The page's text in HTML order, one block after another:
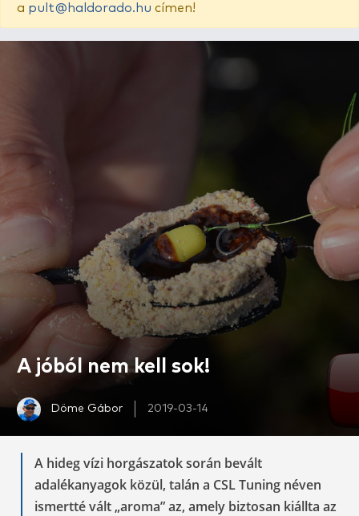
a pult@haldorado.hu címen!
A jóból nem kell sok!
Döme Gábor 2019-03-14
A hideg vízi horgászatok során bevált
adalékanyagok közül, talán a CSL Tuning néven
ismertté vált „aroma” az, amely biztosan kiállta az